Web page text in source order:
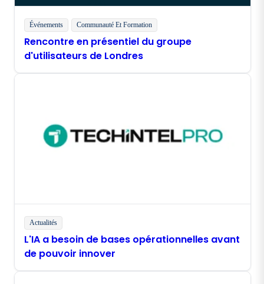
Événements Communauté Et Formation
Rencontre en présentiel du groupe
d'utilisateurs de Londres
Actualités
L'IA a besoin de bases opérationnelles avant
de pouvoir innover